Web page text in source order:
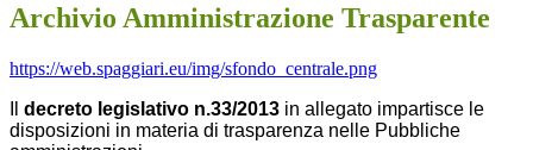
Archivio Amministrazione Trasparente
https://web.spaggiari.eu/img/sfondo_centrale.png
decreto legislativo n.33/2013 in allegato impartisce le
disposizioni in materia di trasparenza nelle Pubbliche